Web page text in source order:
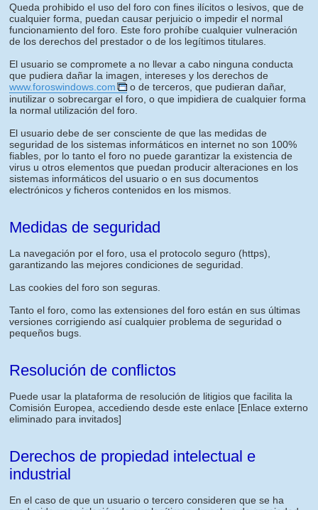
Queda prohibido el uso del foro con fines ilícitos o lesivos, que de
cualquier forma, puedan causar perjuicio o impedir el normal
funcionamiento del foro. Este foro prohíbe cualquier vulneración
de los derechos del prestador o de los legítimos titulares.
El usuario se compromete a no llevar a cabo ninguna conducta
que pudiera dañar la imagen, intereses y los derechos de
www.foroswindows.com
o de terceros, que pudieran dañar,
inutilizar o sobrecargar el foro, o que impidiera de cualquier forma
la normal utilización del foro.
El usuario debe de ser consciente de que las medidas de
seguridad de los sistemas informáticos en internet no son 100%
fiables, por lo tanto el foro no puede garantizar la existencia de
virus u otros elementos que puedan producir alteraciones en los
sistemas informáticos del usuario o en sus documentos
electrónicos y ficheros contenidos en los mismos.
Medidas de seguridad
La navegación por el foro, usa el protocolo seguro (https),
garantizando las mejores condiciones de seguridad.
Las cookies del foro son seguras.
Tanto el foro, como las extensiones del foro están en sus últimas
versiones corrigiendo así cualquier problema de seguridad o
pequeños bugs.
Resolución de conflictos
Puede usar la plataforma de resolución de litigios que facilita la
Comisión Europea, accediendo desde este enlace [Enlace externo
eliminado para invitados]
Derechos de propiedad intelectual e
industrial
En el caso de que un usuario o tercero consideren que se ha